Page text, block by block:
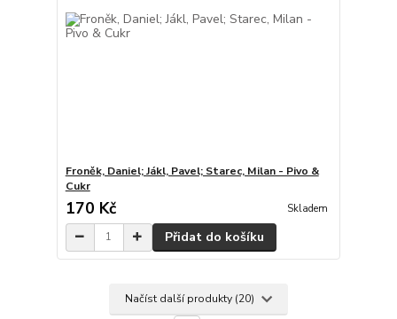
Froněk, Daniel; Jákl, Pavel; Starec, Milan - Pivo &
Cukr
170 Kč Skladem
Přidat do košíku
Načíst další produkty (20)